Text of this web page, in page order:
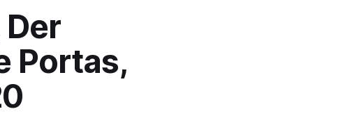
Portas,